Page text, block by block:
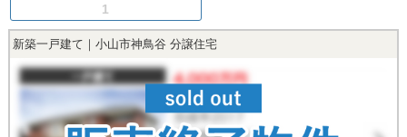
1
新築一戸建て｜小山市神鳥谷 分譲住宅